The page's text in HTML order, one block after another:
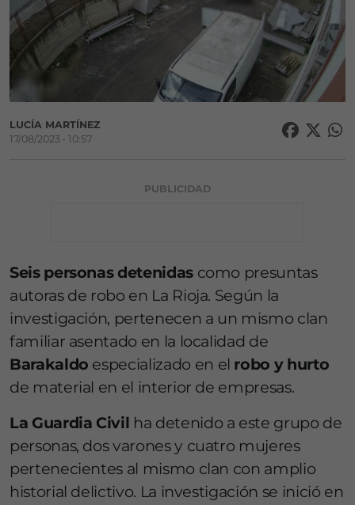
LUCÍA MARTÍNEZ
17/08/2023 • 10:57
PUBLICIDAD
Seis personas detenidascomo presuntas
autoras de robo en La Rioja. Según la
investigación, pertenecen a un mismo clan
familiar asentado en la localidad de
Barakaldo especializado en el robo y hurto
de material en el interior de empresas.
La Guardia Civil ha detenido a este grupo de
personas, dos varones y cuatro mujeres
pertenecientes al mismo clan con amplio
historial delictivo. La investigación se inició en